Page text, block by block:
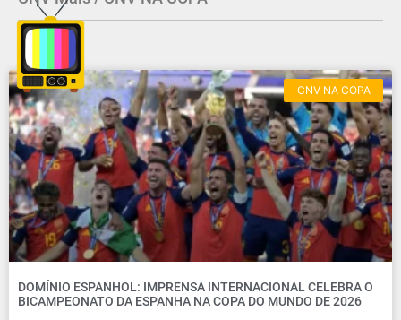
CNV NA COPA
DOMÍNIO ESPANHOL: IMPRENSA INTERNACIONAL CELEBRA O
BICAMPEONATO DA ESPANHA NA COPA DO MUNDO DE 2026